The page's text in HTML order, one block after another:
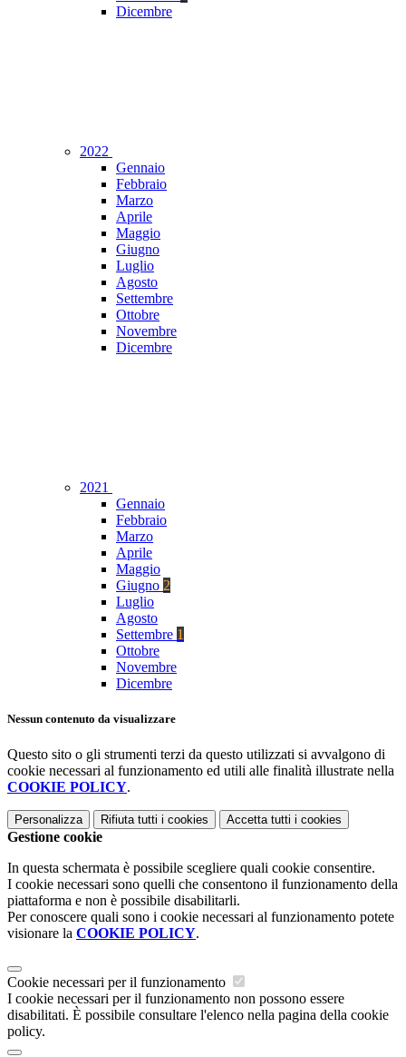
Dicembre
2022
Gennaio
Febbraio
Marzo
Aprile
Maggio
Giugno
Luglio
Agosto
Settembre
Ottobre
Novembre
Dicembre
2021
Gennaio
Febbraio
Marzo
Aprile
Maggio
Giugno 2
Luglio
Agosto
Settembre 1
Ottobre
Novembre
Dicembre
Nessun contenuto da visualizzare
Questo sito o gli strumenti terzi da questo utilizzati si avvalgono di
cookie necessari al funzionamento ed utili alle finalità illustrate nella
COOKIE POLICY.
Personalizza Rifiuta tutti i cookies Accetta tutti i cookies
Gestione cookie
In questa schermata è possibile scegliere quali cookie consentire.
I cookie necessari sono quelli che consentono il funzionamento della
piattaforma e non è possibile disabilitarli.
Per conoscere quali sono i cookie necessari al funzionamento potete
visionare la COOKIE POLICY.
Cookie necessari per il funzionamento
I cookie necessari per il funzionamento non possono essere
disabilitati. È possibile consultare l'elenco nella pagina della cookie
policy.